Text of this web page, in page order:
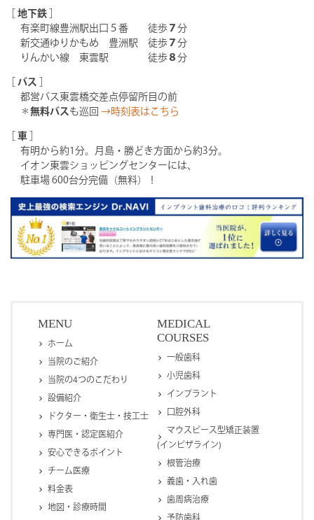
地下鉄
有楽町線豊洲駅出口５番 徒歩 ７ 分
新交通ゆりかもめ 豊洲駅 徒歩 ７ 分
りんかい線 東雲駅 徒歩 ８ 分
バス
都営バス東雲橋交差点停留所目の前
＊ 無料バス も巡回 →時刻表はこちら
車
有明から約1分。月島・勝どき方面から約3分。
イオン東雲ショッピングセンターには、
駐車場 600台分完備（無料）！
MENU
ホーム
当院のご紹介
当院の4つのこだわり
設備紹介
ドクター・衛生士・技工士
専門医・認定医紹介
安心できるポイント
チーム医療
料金表
地図・診療時間
MEDICAL
COURSES
一般歯科
小児歯科
インプラント
口腔外科
マウスピース型矯正装置
(インビザライン)
根管治療
義歯・入れ歯
歯周病治療
予防歯科